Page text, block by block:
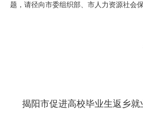
题，请径向市委组织部、市人力资源社会保
揭
揭阳市促进高校毕业生返乡